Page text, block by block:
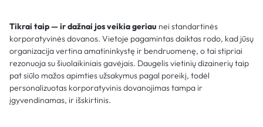
Tikrai taip — ir dažnai jos veikia geriau nei standartinės
korporatyvinės dovanos. Vietoje pagamintas daiktas rodo, kad jūsų
organizacija vertina amatininkystę ir bendruomenę, o tai stipriai
rezonuoja su šiuolaikiniais gavėjais. Daugelis vietinių dizainerių taip
pat siūlo mažos apimties užsakymus pagal poreikį, todėl
personalizuotas korporatyvinis dovanojimas tampa ir
įgyvendinamas, ir išskirtinis.